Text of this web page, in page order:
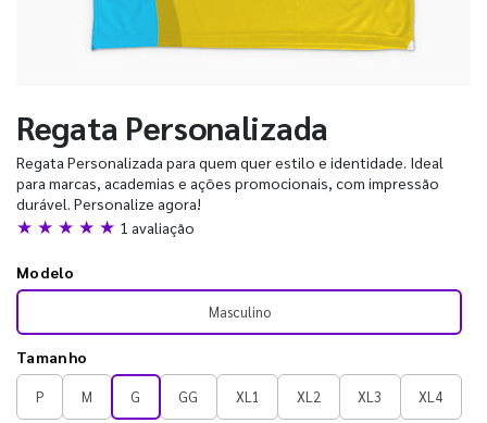
Regata Personalizada
Regata Personalizada para quem quer estilo e identidade. Ideal
para marcas, academias e ações promocionais, com impressão
durável. Personalize agora!
★ ★ ★ ★ ★ 1 avaliação
Modelo
Masculino
Tamanho
P M G GG XL1 XL2 XL3 XL4